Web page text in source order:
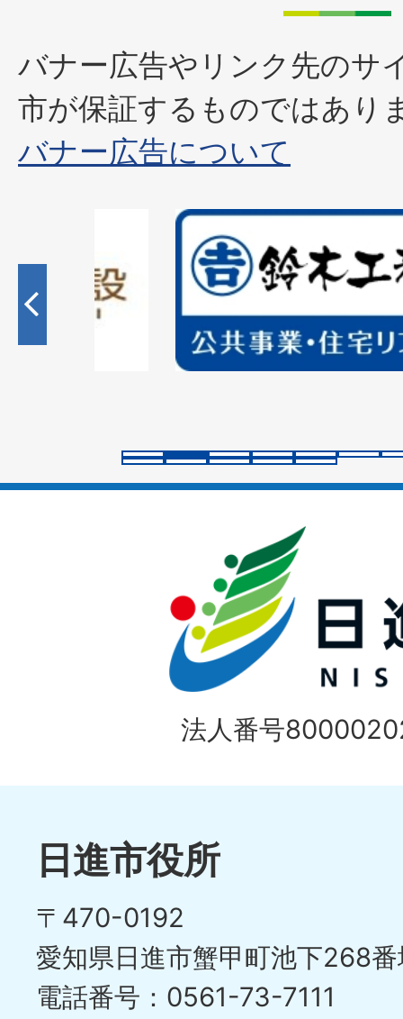
バナー広告やリンク先のサ
市が保証するものではあり
バナー広告について
2
枚
目
の
ラ
イ
法人番号
日進市役所
〒470-0192
愛知県日進市蟹甲町池下268
電話番号：0561-73-7111